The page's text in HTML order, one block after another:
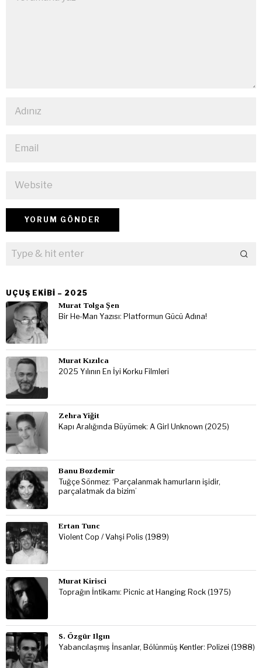
UÇUŞ EKIBI – 2025
Murat Tolga Şen
Bir He-Man Yazısı: Platformun Gücü Adına!
Murat Kızılca
2025 Yılının En İyi Korku Filmleri
Zehra Yiğit
Kapı Aralığında Büyümek: A Girl Unknown (2025)
Banu Bozdemir
Tuğçe Sönmez: ‘Parçalanmak hamurların işidir,
parçalatmak da bizim’
Ertan Tunc
Violent Cop / Vahşi Polis (1989)
Murat Kirisci
Toprağın İntikamı: Picnic at Hanging Rock (1975)
S. Özgür Ilgın
Yabancılaşmış İnsanlar, Bölünmüş Kentler: Polizei (1988)